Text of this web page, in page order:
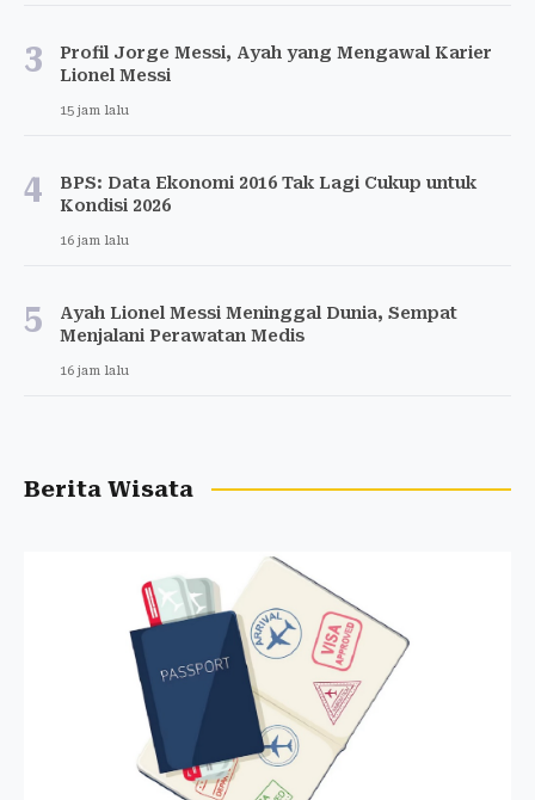
3
Profil Jorge Messi, Ayah yang Mengawal Karier
Lionel Messi
15 jam lalu
4
BPS: Data Ekonomi 2016 Tak Lagi Cukup untuk
Kondisi 2026
16 jam lalu
5
Ayah Lionel Messi Meninggal Dunia, Sempat
Menjalani Perawatan Medis
16 jam lalu
Berita Wisata